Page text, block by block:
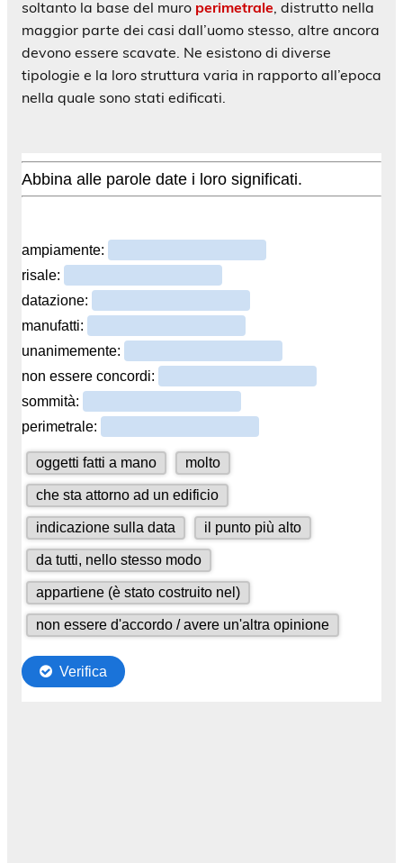
soltanto la base del muro perimetrale , distrutto nella
maggior parte dei casi dall’uomo stesso, altre ancora
devono essere scavate. Ne esistono di diverse
tipologie e la loro struttura varia in rapporto all’epoca
nella quale sono stati edificati.